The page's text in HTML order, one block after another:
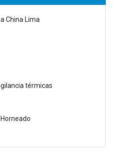
China Lima
térmicas